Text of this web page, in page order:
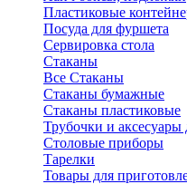
Пластиковые
Посуда для фуршета
Сервировка стола
Стаканы
Все Стаканы
Стаканы бумажные
Стаканы пластиковые
Трубочки и аксесуары
Столовые приборы
Тарелки
Товары для